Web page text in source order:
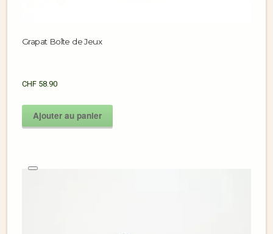
Grapat Boîte de Jeux
CHF 58.90
Ajouter au panier